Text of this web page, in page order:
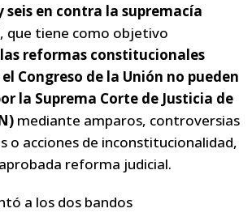
en contra la supremacía
, que tiene como objetivo
las reformas constitucionales
Congreso de la Unión no pueden
la Suprema Corte de Justicia de
mediante amparos, controversias
o acciones de inconstitucionalidad,
reforma judicial.
a los dos bandos